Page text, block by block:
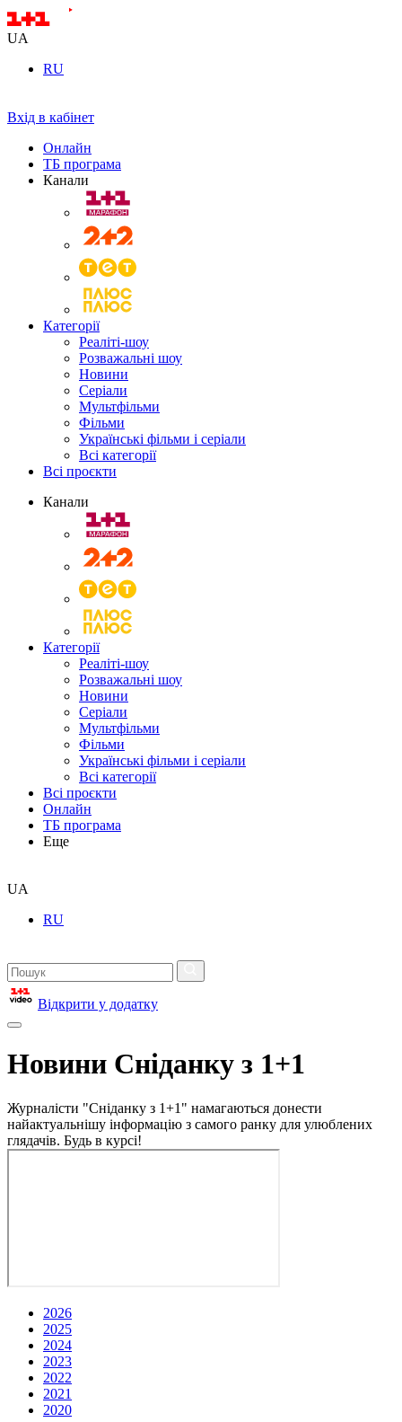
UA
RU
Вхід в кабінет
Онлайн
ТБ програма
Канали
Категорії
Реаліті-шоу
Розважальні шоу
Новини
Серіали
Мультфільми
Фільми
Українські фільми і серіали
Всі категорії
Всі проєкти
Канали
Категорії
Реаліті-шоу
Розважальні шоу
Новини
Серіали
Мультфільми
Фільми
Українські фільми і серіали
Всі категорії
Всі проєкти
Онлайн
ТБ програма
Еще
UA
RU
Відкрити у додатку
Новини Сніданку з 1+1
Журналісти "Сніданку з 1+1" намагаються донести
найактуальнішу інформацію з самого ранку для улюблених
глядачів. Будь в курсі!
2026
2025
2024
2023
2022
2021
2020